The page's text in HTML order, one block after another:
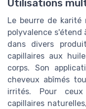
Utilisations
Le beurre de karité
polyvalence s'étend
dans divers
capillaires aux
corps. Son
cheveux abîmés
irrités. Pour
capillaires